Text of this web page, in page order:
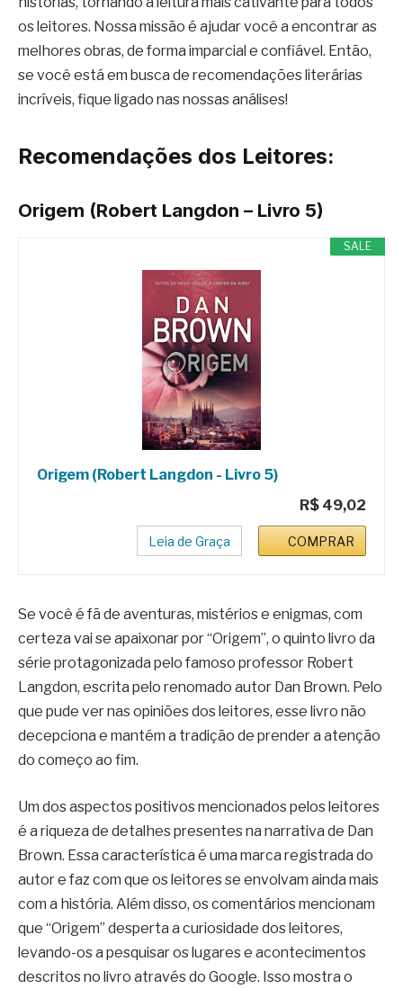
os leitores. Nossa missão é ajudar você a encontrar as
melhores obras, de forma imparcial e confiável. Então,
se você está em busca de recomendações literárias
incríveis, fique ligado nas nossas análises!
Recomendações dos Leitores:
Origem (Robert Langdon – Livro 5)
SALE
Origem (Robert Langdon - Livro 5)
R$ 49,02
Leia de Graça COMPRAR
Se você é fã de aventuras, mistérios e enigmas, com
certeza vai se apaixonar por “Origem”, o quinto livro da
série protagonizada pelo famoso professor Robert
Langdon, escrita pelo renomado autor Dan Brown. Pelo
que pude ver nas opiniões dos leitores, esse livro não
decepciona e mantém a tradição de prender a atenção
do começo ao fim.
Um dos aspectos positivos mencionados pelos leitores
é a riqueza de detalhes presentes na narrativa de Dan
Brown. Essa característica é uma marca registrada do
autor e faz com que os leitores se envolvam ainda mais
com a história. Além disso, os comentários mencionam
que “Origem” desperta a curiosidade dos leitores,
levando-os a pesquisar os lugares e acontecimentos
descritos no livro através do Google. Isso mostra o